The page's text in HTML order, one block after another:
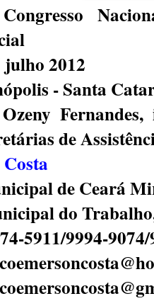
2012
- Santa
de
de Ceará
do
5911/9994-